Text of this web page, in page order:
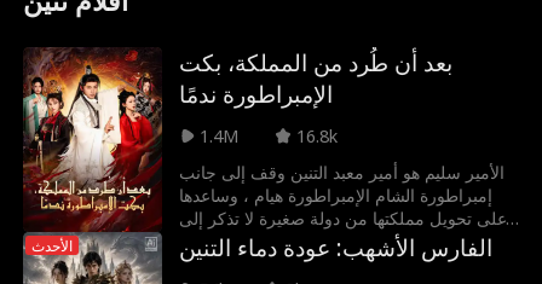
بعد أن طُرد من المملكة، بكت
الإمبراطورة ندمًا
1.4M
16.8k
الأمير سليم هو أمير معبد التنين وقف إلى جانب
إمبراطورة الشام الإمبراطورة هيام ، وساعدها
على تحويل مملكتها من دولة صغيرة لا تذكر إلى
قوة عظمى تهتز لها أركان الممالك. وبعد أن هزم
جيوش دولة الشرق وتغلّب على ملكهم ونعم
الأحدث الفارس الأشهب: عودة دماء التنين